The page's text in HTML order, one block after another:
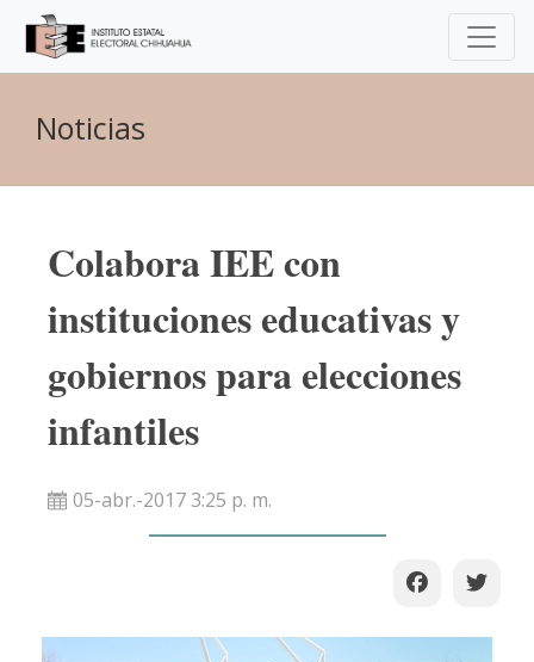
Noticias
Colabora IEE con
instituciones educativas y
gobiernos para elecciones
infantiles
05-abr.-2017 3:25 p. m.